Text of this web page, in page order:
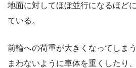
地面に対してほぼ並行になるほど
ている。
前輪への荷重が大きくなってしま
まわないように車体を重くしたり